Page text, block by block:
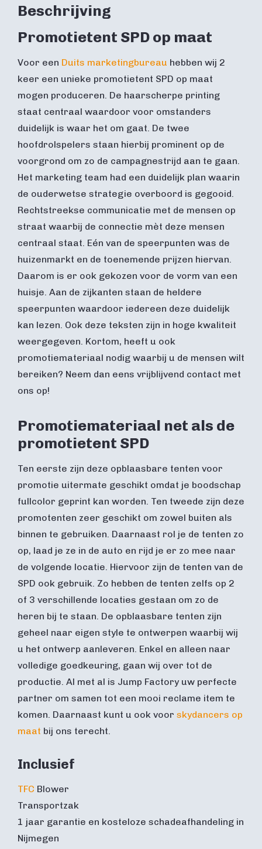
Beschrijving
Promotietent SPD op maat
Voor een Duits marketingbureau hebben wij 2
keer een unieke promotietent SPD op maat
mogen produceren. De haarscherpe printing
staat centraal waardoor voor omstanders
duidelijk is waar het om gaat. De twee
hoofdrolspelers staan hierbij prominent op de
voorgrond om zo de campagnestrijd aan te gaan.
Het marketing team had een duidelijk plan waarin
de ouderwetse strategie overboord is gegooid.
Rechtstreekse communicatie met de mensen op
straat waarbij de connectie mèt deze mensen
centraal staat. Eén van de speerpunten was de
huizenmarkt en de toenemende prijzen hiervan.
Daarom is er ook gekozen voor de vorm van een
huisje. Aan de zijkanten staan de heldere
speerpunten waardoor iedereen deze duidelijk
kan lezen. Ook deze teksten zijn in hoge kwaliteit
weergegeven. Kortom, heeft u ook
promotiemateriaal nodig waarbij u de mensen wilt
bereiken? Neem dan eens vrijblijvend contact met
ons op!
Promotiemateriaal net als de
promotietent SPD
Ten eerste zijn deze opblaasbare tenten voor
promotie uitermate geschikt omdat je boodschap
fullcolor geprint kan worden. Ten tweede zijn deze
promotenten zeer geschikt om zowel buiten als
binnen te gebruiken. Daarnaast rol je de tenten zo
op, laad je ze in de auto en rijd je er zo mee naar
de volgende locatie. Hiervoor zijn de tenten van de
SPD ook gebruik. Zo hebben de tenten zelfs op 2
of 3 verschillende locaties gestaan om zo de
heren bij te staan. De opblaasbare tenten zijn
geheel naar eigen style te ontwerpen waarbij wij
u het ontwerp aanleveren. Enkel en alleen naar
volledige goedkeuring, gaan wij over tot de
productie. Al met al is Jump Factory uw perfecte
partner om samen tot een mooi reclame item te
komen. Daarnaast kunt u ook voor skydancers op
maat bij ons terecht.
Inclusief
TFC Blower
Transportzak
1 jaar garantie en kosteloze schadeafhandeling in
Nijmegen